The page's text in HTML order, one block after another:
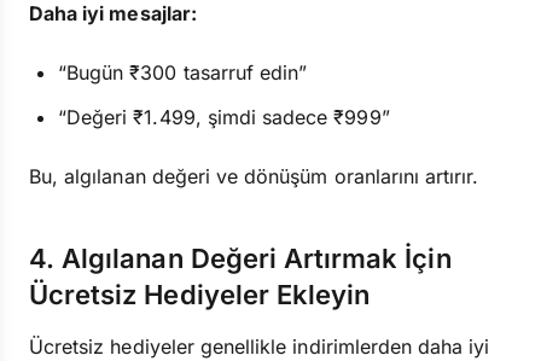
Daha iyi mesajlar:
“Bugün ₹300 tasarruf edin”
“Değeri ₹1.499, şimdi sadece ₹999”
Bu, algılanan değeri ve dönüşüm oranlarını artırır.
4. Algılanan Değeri Artırmak İçin
Ücretsiz Hediyeler Ekleyin
Ücretsiz hediyeler genellikle indirimlerden daha iyi